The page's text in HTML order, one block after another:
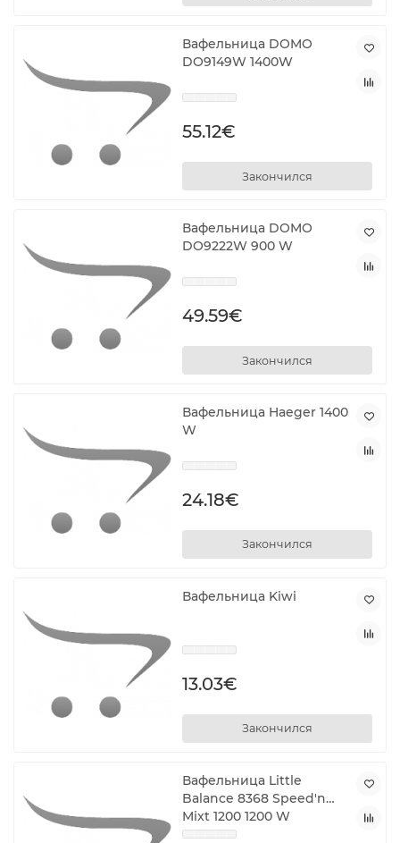
Вафельница DOMO
DO9149W 1400W
55.12€
Закончился
Вафельница DOMO
DO9222W 900 W
49.59€
Закончился
Вафельница Haeger 1400
W
24.18€
Закончился
Вафельница Kiwi
13.03€
Закончился
Вафельница Little
Balance 8368 Speed'n
Mixt 1200 1200 W